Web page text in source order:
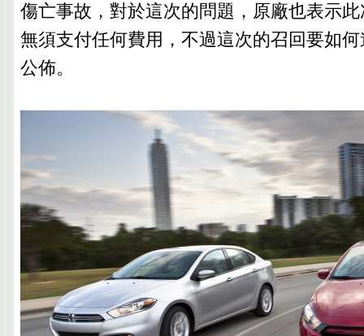
傷亡事故，對於這次的問題，原廠也表示
無須支付任何費用，不過這次的召回要如
公佈。